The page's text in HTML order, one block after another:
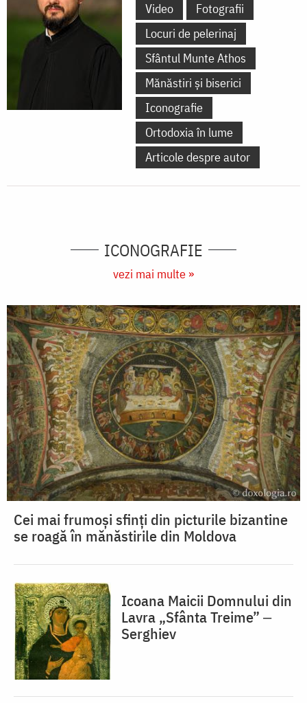
Video
Fotografii
Locuri de pelerinaj
Sfântul Munte Athos
Mănăstiri și biserici
Iconografie
Ortodoxia în lume
Articole despre autor
ICONOGRAFIE
vezi mai multe »
Cei mai frumoși sfinți din picturile bizantine
se roagă în mănăstirile din Moldova
Icoana Maicii Domnului din
Lavra „Sfânta Treime” ‒
Serghiev